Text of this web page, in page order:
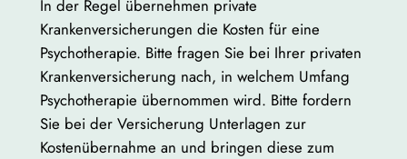
In der Regel übernehmen private
Krankenversicherungen die Kosten für eine
Psychotherapie. Bitte fragen Sie bei Ihrer privaten
Krankenversicherung nach, in welchem Umfang
Psychotherapie übernommen wird. Bitte fordern
Sie bei der Versicherung Unterlagen zur
Kostenübernahme an und bringen diese zum